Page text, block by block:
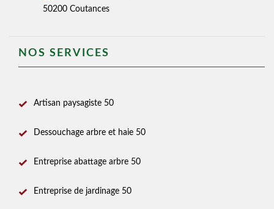
50200 Coutances
NOS SERVICES
Artisan paysagiste 50
Dessouchage arbre et haie 50
Entreprise abattage arbre 50
Entreprise de jardinage 50